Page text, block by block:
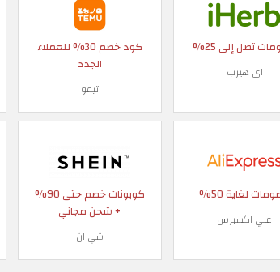
تصل إلى 25%
اي هيرب
كود خصم 30% للعملاء
الجدد
تيمو
لغاية 50%
علي اكسبرس
كوبونات خصم حتى 90%
+ شحن مجاني
شي ان